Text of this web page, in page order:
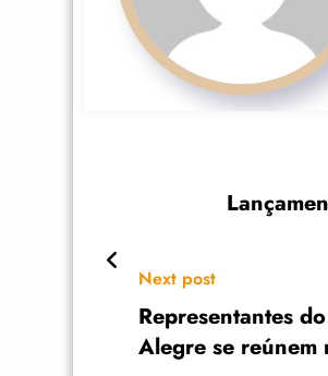
Next post
Representantes
Alegre se reúnem